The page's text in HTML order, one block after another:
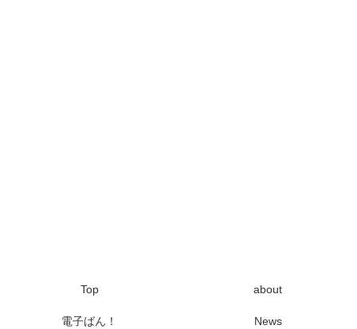
Top about
電子ばん！ News